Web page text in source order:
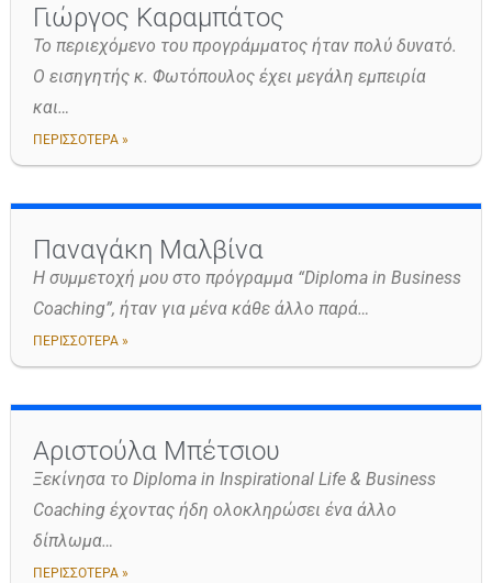
Γιώργος Καραμπάτος
Το περιεχόμενο του προγράμματος ήταν πολύ δυνατό.
Ο εισηγητής κ. Φωτόπουλος έχει μεγάλη εμπειρία
και…
ΠΕΡΙΣΣΟΤΕΡΑ »
Παναγάκη Μαλβίνα
Η συμμετοχή μου στο πρόγραμμα “Diploma in Business
Coaching”, ήταν για μένα κάθε άλλο παρά…
ΠΕΡΙΣΣΟΤΕΡΑ »
Αριστούλα Μπέτσιου
Ξεκίνησα το Diploma in Inspirational Life & Business
Coaching έχοντας ήδη ολοκληρώσει ένα άλλο
δίπλωμα…
ΠΕΡΙΣΣΟΤΕΡΑ »